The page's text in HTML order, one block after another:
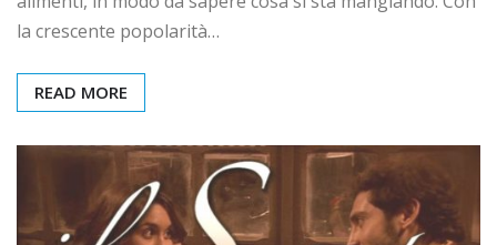
la crescente popolarità…
READ MORE